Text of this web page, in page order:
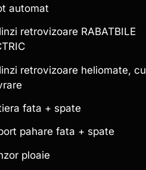
automat
retrovizoare RABATBILE
retrovizoare heliomate, cu
fata + spate
pahare fata + spate
ploaie